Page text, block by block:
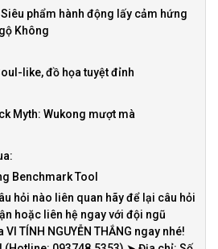
phẩm hành động lấy cảm hứng
Không
like, đồ họa tuyệt đỉnh
Myth: Wukong mượt mà
Benchmark Tool
hỏi nào liên quan hãy để lại câu hỏi
hoặc liên hệ ngay với đội ngũ
TÍNH NGUYỄN THẮNG ngay nhé!